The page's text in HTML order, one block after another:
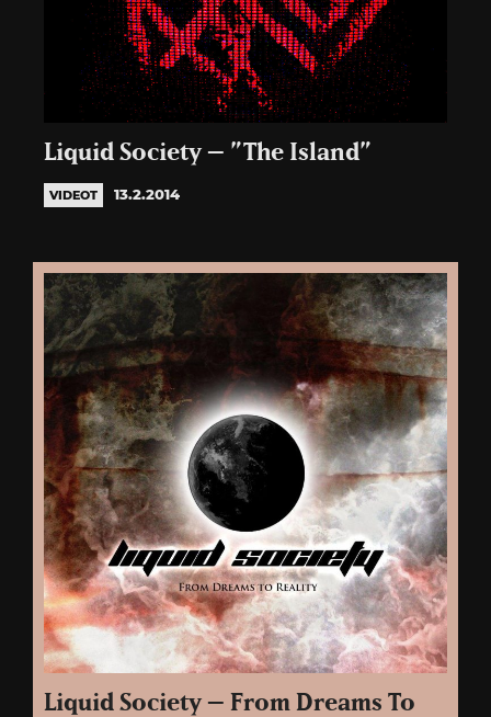
Liquid Society – ”The Island”
VIDEOT 13.2.2014
Liquid Society – From Dreams To